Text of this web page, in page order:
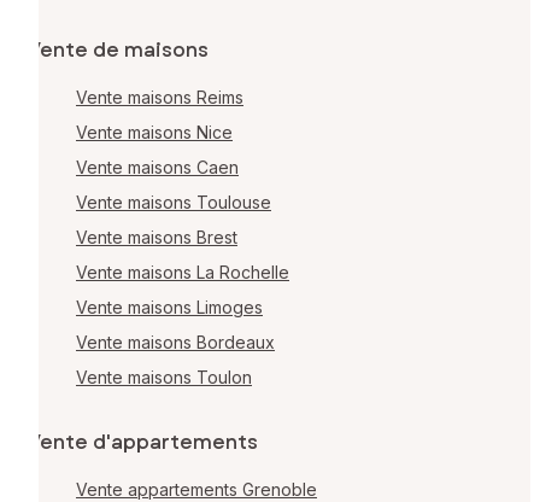
Vente de maisons
Vente maisons Reims
Vente maisons Nice
Vente maisons Caen
Vente maisons Toulouse
Vente maisons Brest
Vente maisons La Rochelle
Vente maisons Limoges
Vente maisons Bordeaux
Vente maisons Toulon
Vente d'appartements
Vente appartements Grenoble